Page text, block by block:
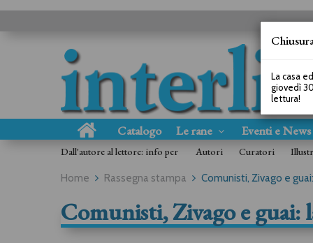
Catalogo Le rane Eventi e News
Dall'autore al lettore: info per Autori Curatori
Home Rassegna stampa Comunisti, Zivago e
Comunisti, Zivago e guai:
La casa
giovedì
lettura!